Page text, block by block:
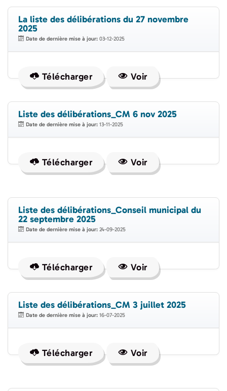
La liste des délibérations du 27 novembre
2025
Date de dernière mise à jour: 03-12-2025
Télécharger Voir
Liste des délibérations_CM 6 nov 2025
Date de dernière mise à jour: 13-11-2025
Télécharger Voir
Liste des délibérations_Conseil municipal du
22 septembre 2025
Date de dernière mise à jour: 24-09-2025
Télécharger Voir
Liste des délibérations_CM 3 juillet 2025
Date de dernière mise à jour: 16-07-2025
Télécharger Voir